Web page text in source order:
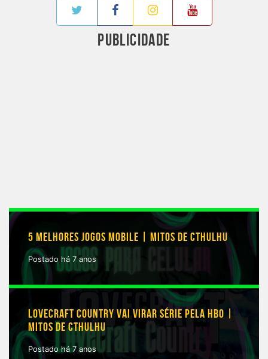
PUBLICIDADE
5 MELHORES JOGOS MOBILE | MITOS DE CTHULHU
Postado há 7 anos
LOVECRAFT COUNTRY VAI VIRAR SÉRIE PELA HBO |
MITOS DE CTHULHU
Postado há 7 anos